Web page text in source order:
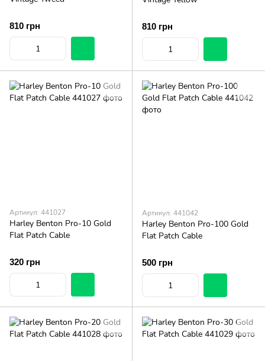
810 грн 810 грн
Артикул: 441027
Harley Benton Pro-10 Gold
Flat Patch Cable
320 грн
Артикул: 441042
Harley Benton Pro-100 Gold
Flat Patch Cable
500 грн